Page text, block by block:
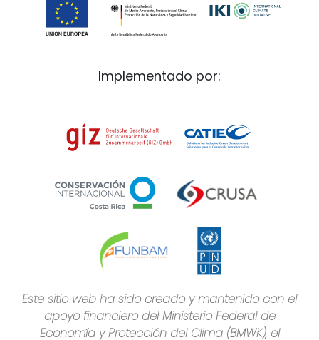
Implementado por:
Este sitio web ha sido creado y mantenido con el
apoyo financiero del Ministerio Federal de
Economía y Protección del Clima (BMWK), el